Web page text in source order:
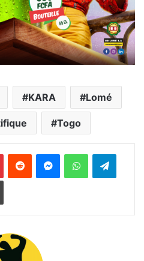
KARA Lomé
Togo
PinterestReddit MessengerWhatsAppTelegram
Imprimer